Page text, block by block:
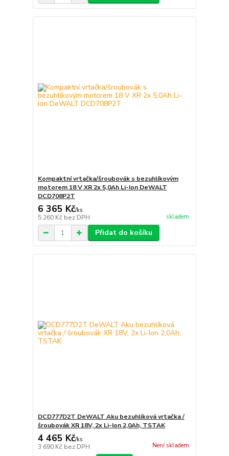
Kompaktní vrtačka/šroubovák s bezuhlíkovým
motorem 18 V XR 2x 5,0Ah Li-Ion DeWALT
DCD708P2T
6 365 Kč/ks
5 260 Kč bez DPH skladem
Přidat do košíku
DCD777D2T DeWALT Aku bezuhlíková vrtačka /
šroubovák XR 18V, 2x Li-Ion 2,0Ah, TSTAK
4 465 Kč/ks
3 690 Kč bez DPH Není skladem